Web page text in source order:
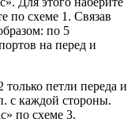
по схеме 1. Связав
по 5
на перед и
петли переда и
с каждой стороны.
по схеме 3.